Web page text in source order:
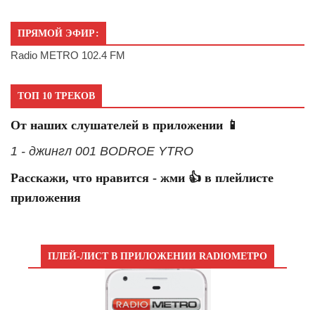
ПРЯМОЙ ЭФИР:
Radio METRO 102.4 FM
ТОП 10 ТРЕКОВ
От наших слушателей в приложении 📱
1 - джингл 001 BODROE YTRO
Расскажи, что нравится - жми 👍 в плейлисте
приложения
ПЛЕЙ-ЛИСТ В ПРИЛОЖЕНИИ RADIOМЕТРО